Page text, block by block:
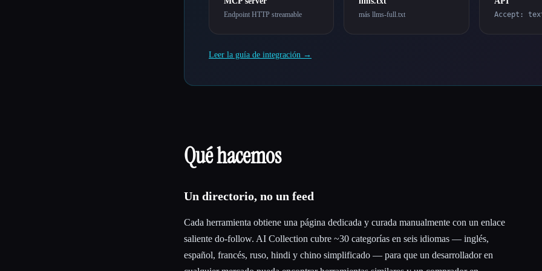
Endpoint HTTP streamable más llms-full.txt Accept:
Leer la guía de integración →
Qué hacemos
Un directorio, no un feed
Cada herramienta obtiene una página dedicada y curada manualmente con un enlace
saliente do-follow. AI Collection cubre ~30 categorías en seis idiomas — inglés,
español, francés, ruso, hindi y chino simplificado — para que un desarrollador en